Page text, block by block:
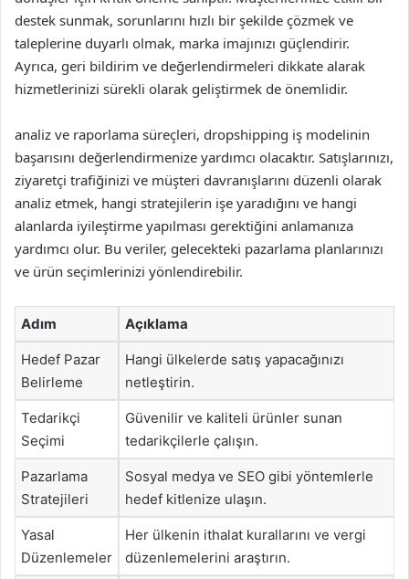
destek sunmak, sorunlarını hızlı bir şekilde çözmek ve
taleplerine duyarlı olmak, marka imajınızı güçlendirir.
Ayrıca, geri bildirim ve değerlendirmeleri dikkate alarak
hizmetlerinizi sürekli olarak geliştirmek de önemlidir.
analiz ve raporlama süreçleri, dropshipping iş modelinin
başarısını değerlendirmenize yardımcı olacaktır. Satışlarınızı,
ziyaretçi trafiğinizi ve müşteri davranışlarını düzenli olarak
analiz etmek, hangi stratejilerin işe yaradığını ve hangi
alanlarda iyileştirme yapılması gerektiğini anlamanıza
yardımcı olur. Bu veriler, gelecekteki pazarlama planlarınızı
ve ürün seçimlerinizi yönlendirebilir.
Adım Açıklama
Hedef Pazar
Belirleme
Hangi ülkelerde satış yapacağınızı
netleştirin.
Tedarikçi
Seçimi
Güvenilir ve kaliteli ürünler sunan
tedarikçilerle çalışın.
Pazarlama
Stratejileri
Sosyal medya ve SEO gibi yöntemlerle
hedef kitlenize ulaşın.
Yasal
Düzenlemeler
Her ülkenin ithalat kurallarını ve vergi
düzenlemelerini araştırın.